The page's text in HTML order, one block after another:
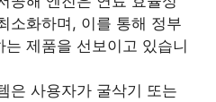
소화하며, 이를 통해 정부
제품을 선보이고 있습니
은 사용자가 굴삭기 또는